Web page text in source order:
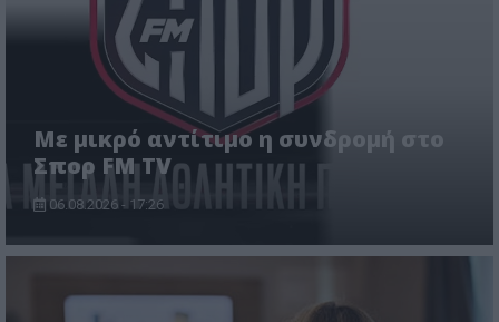
Με μικρό αντίτιμο η συνδρομή στο
Σπορ FM TV
06.08.2026 - 17:26